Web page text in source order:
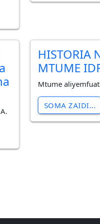
HISTORIA
MTUME
Mtume
SOMA ZAIDI...